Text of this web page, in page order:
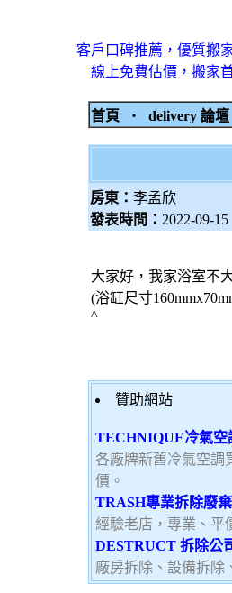
客戶口碑推薦，優質搬
線上免費估價，搬家
首頁 ‧ delivery 論壇
房東： 李孟欣
發表時間： 2022-09-15
大家好，我家浴室不
(浴缸尺寸
^
贊助網站
TECHNIQUE冷氣空
各廠牌新舊冷氣空調
價。
TRASH專業拆除廢
經驗老店，專業、平
DESTRUCT 拆除公
廠房拆除、設備拆除